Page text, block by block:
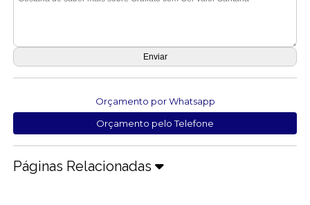
Orçamento por Whatsapp
Orçamento pelo Telefone
Páginas Relacionadas